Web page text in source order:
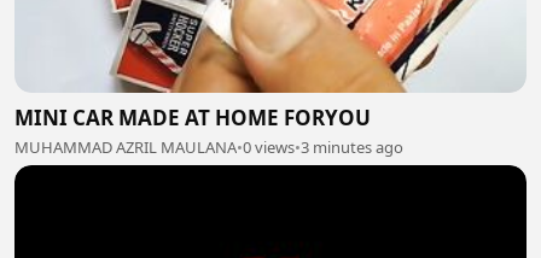
MINI CAR MADE AT HOME FORYOU
MUHAMMAD AZRIL MAULANA•0 views•3 minutes ago